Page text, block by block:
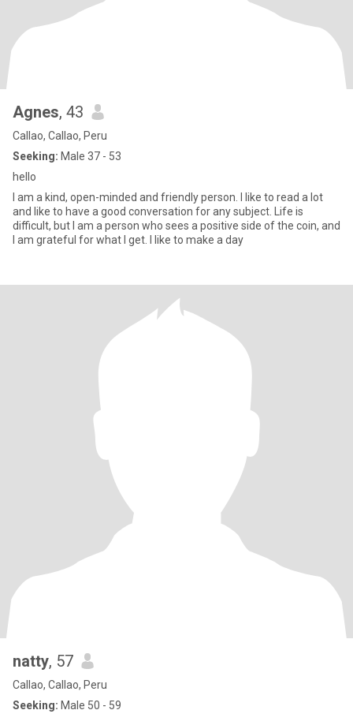
Agnes, 43
Callao, Callao, Peru
Seeking: Male 37 - 53
hello
I am a kind, open-minded and friendly person. I like to read a lot
and like to have a good conversation for any subject. Life is
difficult, but I am a person who sees a positive side of the coin, and
I am grateful for what I get. I like to make a day
natty, 57
Callao, Callao, Peru
Seeking: Male 50 - 59